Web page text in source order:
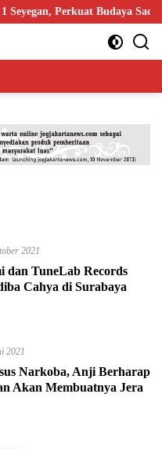
Perkuat Budaya Sadar
2021
dan TuneLab Records
Cahya di Surabaya
2021
Narkoba, Anji Berharap
Akan Membuatnya Jera